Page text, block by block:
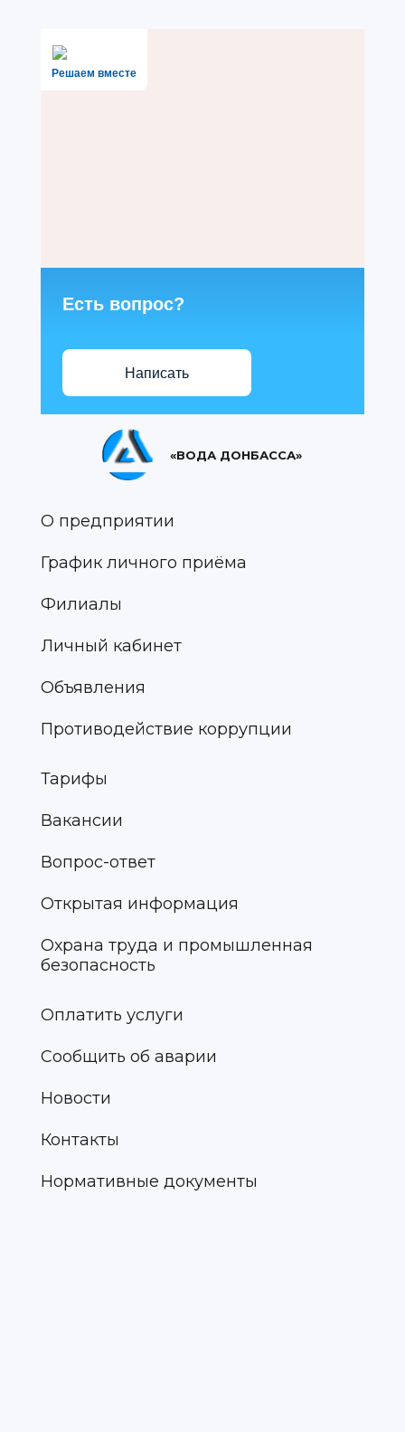
Решаем вместе
Есть вопрос?
Написать
«ВОДА ДОНБАССА»
О предприятии
График личного приёма
Филиалы
Личный кабинет
Объявления
Противодействие коррупции
Тарифы
Вакансии
Вопрос-ответ
Открытая информация
Охрана труда и промышленная
безопасность
Оплатить услуги
Сообщить об аварии
Новости
Контакты
Нормативные документы